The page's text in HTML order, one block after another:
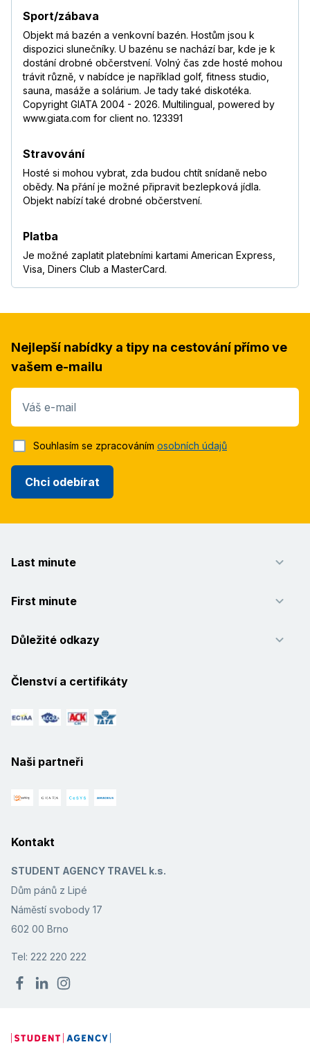
Sport/zábava
Objekt má bazén a venkovní bazén. Hostům jsou k
dispozici slunečníky. U bazénu se nachází bar, kde je k
dostání drobné občerstvení. Volný čas zde hosté mohou
trávit různě, v nabídce je například golf, fitness studio,
sauna, masáže a solárium. Je tady také diskotéka.
Copyright GIATA 2004 - 2026. Multilingual, powered by
www.giata.com for client no. 123391
Stravování
Hosté si mohou vybrat, zda budou chtít snídaně nebo
obědy. Na přání je možné připravit bezlepková jídla.
Objekt nabízí také drobné občerstvení.
Platba
Je možné zaplatit platebními kartami American Express,
Visa, Diners Club a MasterCard.
Nejlepší nabídky a tipy na cestování přímo ve
vašem e-mailu
Váš e-mail
Chci odebírat
Souhlasím se zpracováním osobních údajů
Last minute
First minute
Důležité odkazy
Členství a certifikáty
Naši partneři
Kontakt
STUDENT AGENCY TRAVEL k.s.
Dům pánů z Lipé
Náměstí svobody 17
602 00 Brno
Tel: 222 220 222